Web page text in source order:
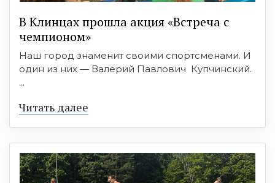
В Клинцах прошла акция «Встреча с
чемпионом»
Наш город знаменит своими спортсменами. И
один из них — Валерий Павлович Купчинский.
...
Читать далее